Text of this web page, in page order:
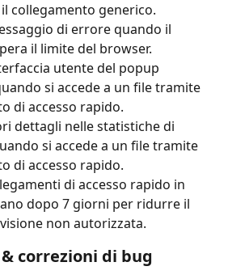
collegamento generico.
di errore quando il
il limite del browser.
utente del popup
si accede a un file tramite
di accesso rapido.
dettagli nelle statistiche di
si accede a un file tramite
di accesso rapido.
di accesso rapido in
dopo 7 giorni per ridurre il
non autorizzata.
correzioni di bug